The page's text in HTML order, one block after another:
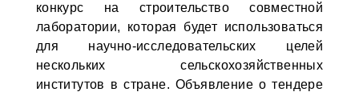
конкурс на строительство совместной
лаборатории, которая будет использоваться
для научно-исследовательских целей
нескольких сельскохозяйственных
институтов в стране. Объявление о тендере